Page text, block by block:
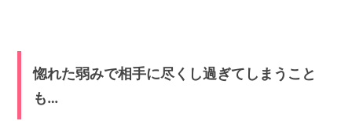
惚れた弱みで相手に尽くし過ぎてしまうこと
も…